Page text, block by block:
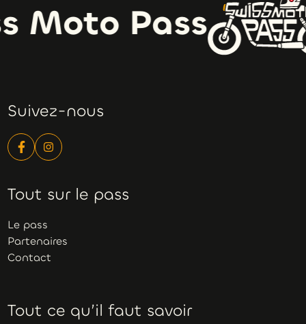
Moto Pass
Suivez-nous
Tout sur le pass
Le pass
Partenaires
Contact
Tout ce qu’il faut savoir